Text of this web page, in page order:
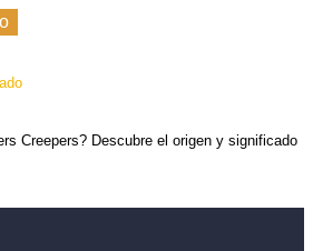
Creepers? Descubre el origen y significado